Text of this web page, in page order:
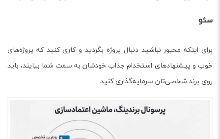
سئو
برای اینکه مجبور نباشید دنبال پروژه بگردید و کاری کنید که پروژه‌های
خوب و پیشنهادهای استخدام جذاب خودشان به سمت شما بیایند، باید
روی برند شخصی‌تان سرمایه‌گذاری کنید.